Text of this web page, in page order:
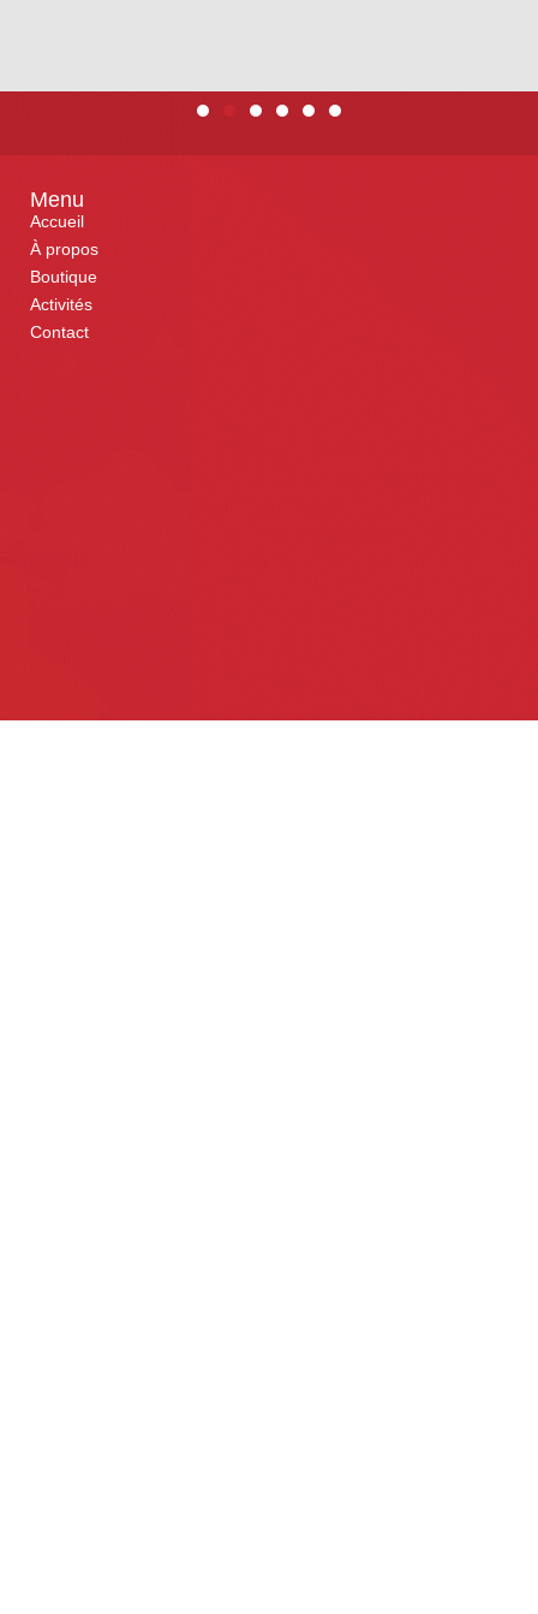
Menu
Accueil
À propos
Boutique
Activités
Contact